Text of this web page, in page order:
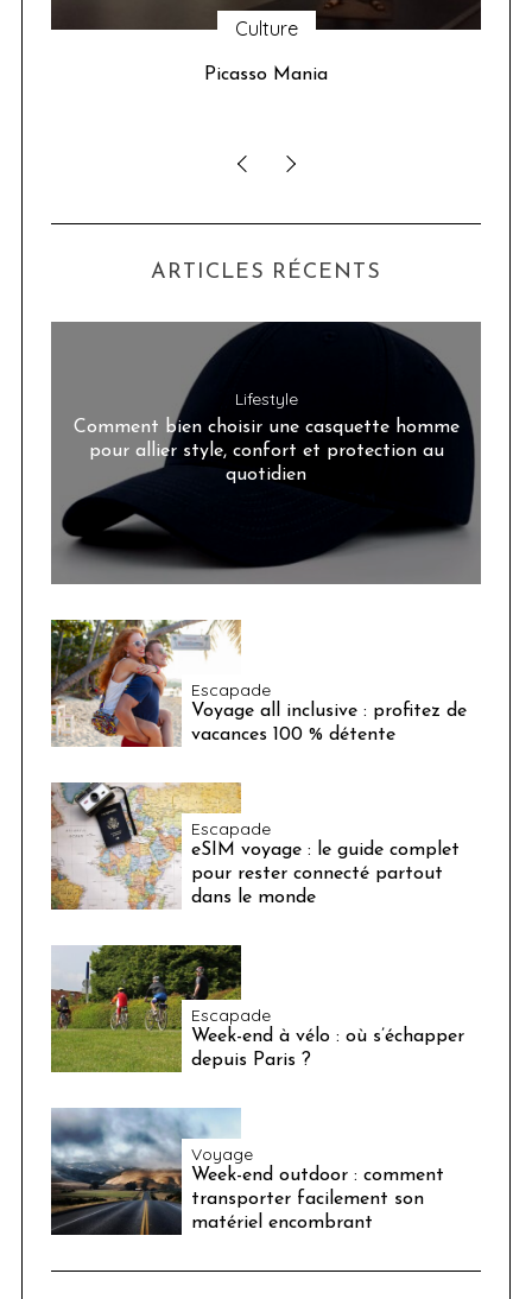
Culture
Picasso Mania
ARTICLES RÉCENTS
Lifestyle
Comment bien choisir une casquette homme
pour allier style, confort et protection au
quotidien
Escapade
Voyage all inclusive : profitez de
vacances 100 % détente
Escapade
eSIM voyage : le guide complet
pour rester connecté partout
dans le monde
Escapade
Week-end à vélo : où s’échapper
depuis Paris ?
Voyage
Week-end outdoor : comment
transporter facilement son
matériel encombrant